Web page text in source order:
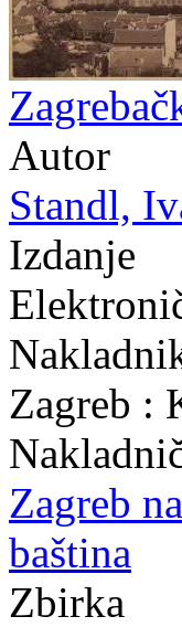
Autor
Standl,
Izdanje
Zagreb :
Zagreb
baština
Zbirka